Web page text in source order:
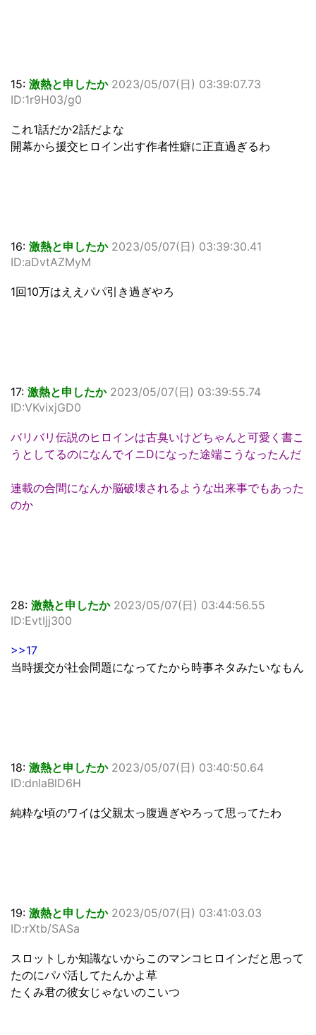
15: 激熱と申したか 2023/05/07(日) 03:39:07.73
ID:1r9H03/g0
これ1話だか2話だよな
開幕から援交ヒロイン出す作者性癖に正直過ぎるわ
16: 激熱と申したか 2023/05/07(日) 03:39:30.41
ID:aDvtAZMyM
1回10万はええパパ引き過ぎやろ
17: 激熱と申したか 2023/05/07(日) 03:39:55.74
ID:VKvixjGD0
バリバリ伝説のヒロインは古臭いけどちゃんと可愛く書こ
うとしてるのになんでイニDになった途端こうなったんだ
連載の合間になんか脳破壊されるような出来事でもあった
のか
28: 激熱と申したか 2023/05/07(日) 03:44:56.55
ID:EvtIjj300
>>17
当時援交が社会問題になってたから時事ネタみたいなもん
18: 激熱と申したか 2023/05/07(日) 03:40:50.64
ID:dnIaBlD6H
純粋な頃のワイは父親太っ腹過ぎやろって思ってたわ
19: 激熱と申したか 2023/05/07(日) 03:41:03.03
ID:rXtb/SASa
スロットしか知識ないからこのマンコヒロインだと思って
たのにパパ活してたんかよ草
たくみ君の彼女じゃないのこいつ